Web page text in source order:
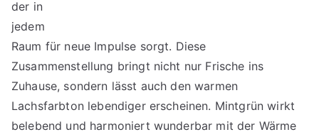
der in
jedem
Raum für neue Impulse sorgt. Diese
Zusammenstellung bringt nicht nur Frische ins
Zuhause, sondern lässt auch den warmen
Lachsfarbton lebendiger erscheinen. Mintgrün wirkt
belebend und harmoniert wunderbar mit der Wärme